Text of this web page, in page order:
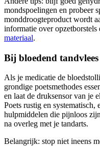
mondspoelingen en probeer
monddroogteproduct wordt
informatie over opzetborstels
materiaal.
Bij bloedend
Als je medicatie de
grondige poetsmethodes
en laat de druksensor van je
Poets rustig en
hulpmiddelen die pijnloos
na overleg met je tandarts.
Belangrijk: stop niet ineens